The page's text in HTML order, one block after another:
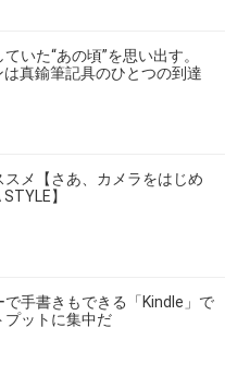
いた“あの頃”を思い出す。
真鍮筆記具のひとつの到達
メ【さあ、カメラをはじめ
】
手書きもできる「Kindle」で
プットに集中だ